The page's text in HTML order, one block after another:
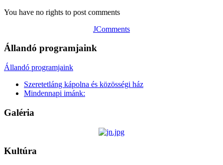
You have no rights to post comments
JComments
Állandó programjaink
Állandó programjaink
Szeretetláng kápolna és közösségi ház
Mindennapi imánk:
Galéria
Kultúra